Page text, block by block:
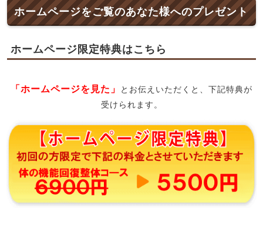
ホームページをご覧のあなた様へのプレゼント
ホームページ限定特典はこちら
「ホームページを見た」
とお伝えいただくと、下記特典が
受けられます。